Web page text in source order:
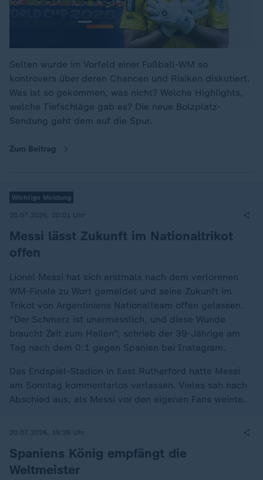
Selten wurde im Vorfeld einer Fußball-WM so
kontrovers über deren Chancen und Risiken diskutiert.
Was ist so gekommen, was nicht? Welche Highlights,
welche Tiefschläge gab es? Die neue Bolzplatz-
Sendung geht dem auf die Spur.
Zum Beitrag
Wichtige Meldung
20.07.2026, 20:01 Uhr
Messi lässt Zukunft im Nationaltrikot
offen
Lionel Messi hat sich erstmals nach dem verlorenen
WM-Finale zu Wort gemeldet und seine Zukunft im
Trikot von Argentiniens Nationalteam offen gelassen.
"Der Schmerz ist unermesslich, und diese Wunde
braucht Zeit zum Heilen", schrieb der 39-Jährige am
Tag nach dem 0:1 gegen Spanien bei Instagram.
Das Endspiel-Stadion in East Rutherford hatte Messi
am Sonntag kommentarlos verlassen. Vieles sah nach
Abschied aus, als Messi vor den eigenen Fans weinte.
20.07.2026, 19:26 Uhr
Spaniens König empfängt die
Weltmeister